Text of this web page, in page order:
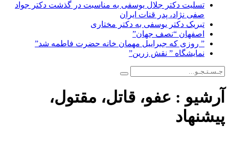
تسلیت دکتر جلال یوسفی به مناسبت در گذشت دکتر جواد
صفی نژاد، پدر قنات ایران
تبریک دکتر یوسفی به دکتر مختاری
اصفهان “نصف جهان”
” روزی که جبراییل مهمان خانه حضرت فاطمه شد”
نمایشگاه ” نقش زرین”
آرشیو : عفو، قاتل، مقتول،
پیشنهاد